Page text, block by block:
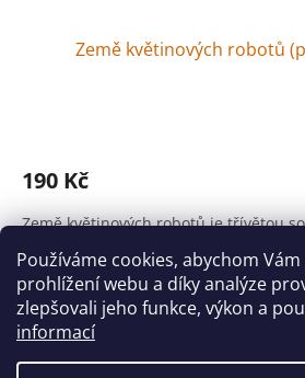
Používáme cookies, abychom
prohlížení webu a díky analýze
zlepšovali jeho funkce, výkon a
informací
Země květinových robotů
190 Kč
Země květinových robotů je třívětou
O
á
11položek